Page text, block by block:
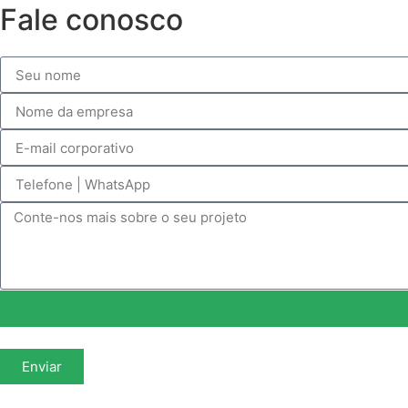
Fale conosco
Enviar